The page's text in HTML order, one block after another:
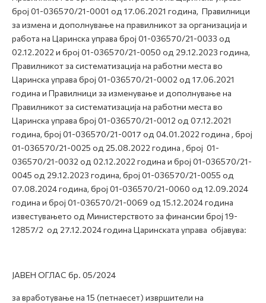
број 01-036570/21-0001 од 17.06.2021 година, Правилници
за измена и дополнување на правилникот за организација и
работа на Царинска управа број 01-036570/21-0033 од
02.12.2022 и број 01-036570/21-0050 од 29.12.2023 година,
Правилникот за систематизација на работни места во
Царинска управа број 01-036570/21-0002 од 17.06.2021
година и Правилници за изменување и дополнување на
Правилникот за систематизација на работни места во
Царинска управа број 01-036570/21-0012 од 07.12.2021
година, број 01-036570/21-0017 од 04.01.2022 година , број
01-036570/21-0025 од 25.08.2022 година , број 01-
036570/21-0032 од 02.12.2022 година и број 01-036570/21-
0045 од 29.12.2023 година, број 01-036570/21-0055 од
07.08.2024 година, број 01-036570/21-0060 од 12.09.2024
година и број 01-036570/21-0069 од 15.12.2024 година
известувањето од Министерството за финансии број 19-
12857/2 од 27.12.2024 година Царинската управа објавува:
ЈАВЕН ОГЛАС бр. 05/2024
за вработување на 15 (петнаесет) извршители на